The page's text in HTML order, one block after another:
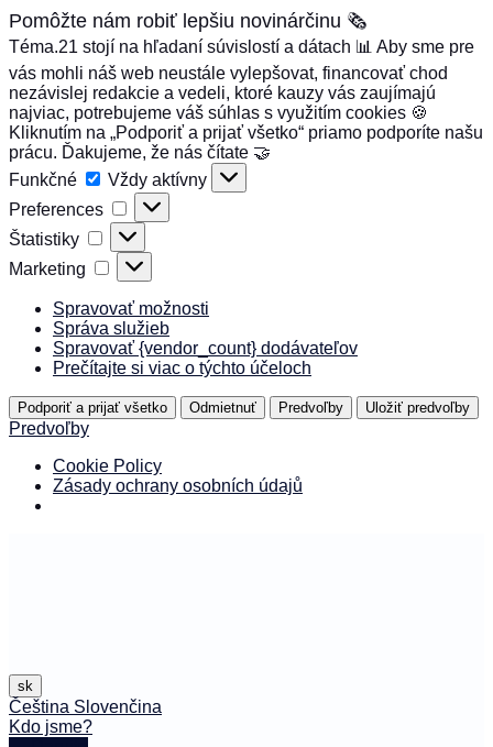
Pomôžte nám robiť lepšiu novinárčinu 🗞️
Téma.21 stojí na hľadaní súvislostí a dátach 📊 Aby sme pre
vás mohli náš web neustále vylepšovat, financovať chod
nezávislej redakcie a vedeli, ktoré kauzy vás zaujímajú
najviac, potrebujeme váš súhlas s využitím cookies 🍪
Kliknutím na „Podporiť a prijať všetko“ priamo podporíte našu
prácu. Ďakujeme, že nás čítate 🤝
Funkčné
Funkčné
Vždy aktívny
Preferences
Preferences
Štatistiky Štatistiky
Marketing Marketing
Spravovať možnosti
Správa služieb
Spravovať {vendor_count} dodávateľov
Prečítajte si viac o týchto účeloch
Podporiť a prijať všetko Odmietnuť Predvoľby Uložiť predvoľby
Predvoľby
Cookie Policy
Zásady ochrany osobních údajů
sk
Čeština Slovenčina
Kdo jsme?